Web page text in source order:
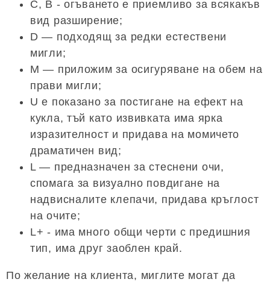
C, B - огъването е приемливо за всякакъв
вид разширение;
D — подходящ за редки естествени
мигли;
M — приложим за осигуряване на обем на
прави мигли;
U е показано за постигане на ефект на
кукла, тъй като извивката има ярка
изразителност и придава на момичето
драматичен вид;
L — предназначен за стеснени очи,
спомага за визуално повдигане на
надвисналите клепачи, придава кръглост
на очите;
L+ - има много общи черти с предишния
тип, има друг заоблен край.
По желание на клиента, миглите могат да